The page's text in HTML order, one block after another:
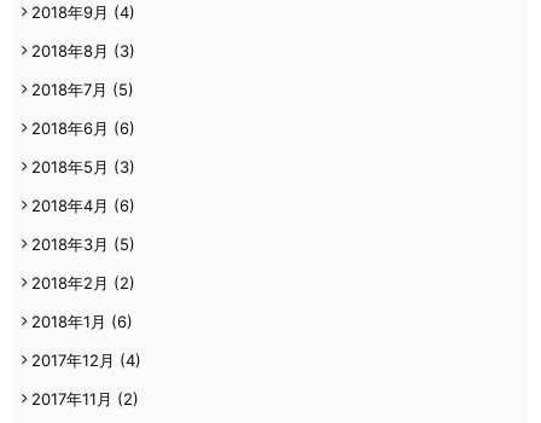
2018年9月 (4)
2018年8月 (3)
2018年7月 (5)
2018年6月 (6)
2018年5月 (3)
2018年4月 (6)
2018年3月 (5)
2018年2月 (2)
2018年1月 (6)
2017年12月 (4)
2017年11月 (2)